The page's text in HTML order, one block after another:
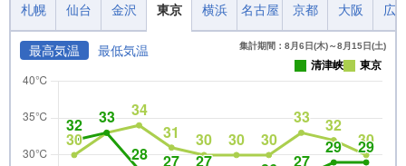
札幌 仙台 金沢 東京 横浜 名古屋 京都 大阪 広
最高気温 最低気温 集計期間：8月6日(木)～8月15日(土)
清津峡 東京